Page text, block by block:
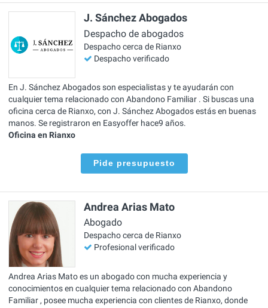
J. Sánchez Abogados
Despacho de abogados
Despacho cerca de Rianxo
Despacho verificado
En J. Sánchez Abogados son especialistas y te ayudarán con
cualquier tema relacionado con Abandono Familiar . Si buscas una
oficina cerca de Rianxo, con J. Sánchez Abogados estás en buenas
manos. Se registraron en Easyoffer hace9 años.
Oficina en Rianxo
Pide presupuesto
Andrea Arias Mato
Abogado
Despacho cerca de Rianxo
Profesional verificado
Andrea Arias Mato es un abogado con mucha experiencia y
conocimientos en cualquier tema relacionado con Abandono
Familiar , posee mucha experiencia con clientes de Rianxo, donde